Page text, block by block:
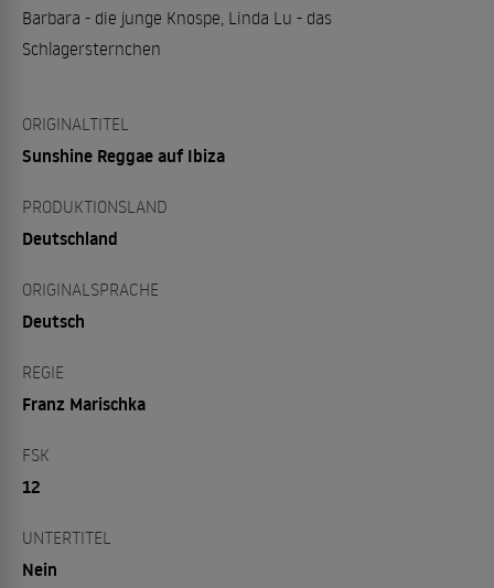
Barbara - die junge Knospe, Linda Lu - das
Schlagersternchen
ORIGINALTITEL
Sunshine Reggae auf Ibiza
PRODUKTIONSLAND
Deutschland
ORIGINALSPRACHE
Deutsch
REGIE
Franz Marischka
FSK
12
UNTERTITEL
Nein